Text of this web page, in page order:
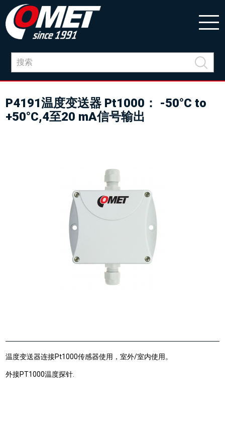
P4191温度变送器 Pt1000： -50°C to
+50°C,4至20 mA信号输出
温度变送器连接Pt1000传感器使用，室外/室内使用。
外接PT1000温度探针.